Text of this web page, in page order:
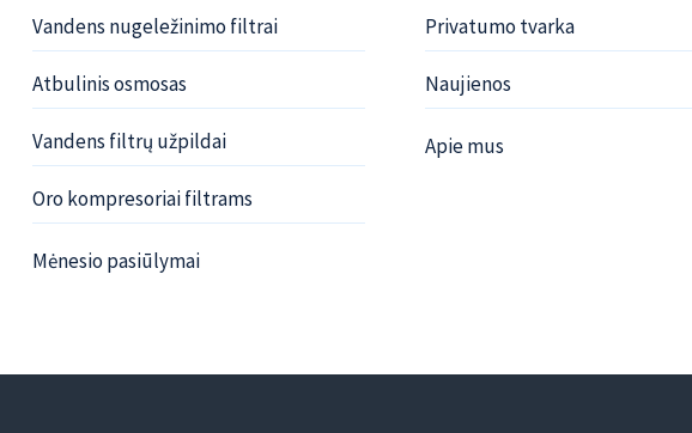
Vandens nugeležinimo filtrai
Atbulinis osmosas
Vandens filtrų užpildai
Oro kompresoriai filtrams
Mėnesio pasiūlymai
Privatumo tvarka
Naujienos
Apie mus